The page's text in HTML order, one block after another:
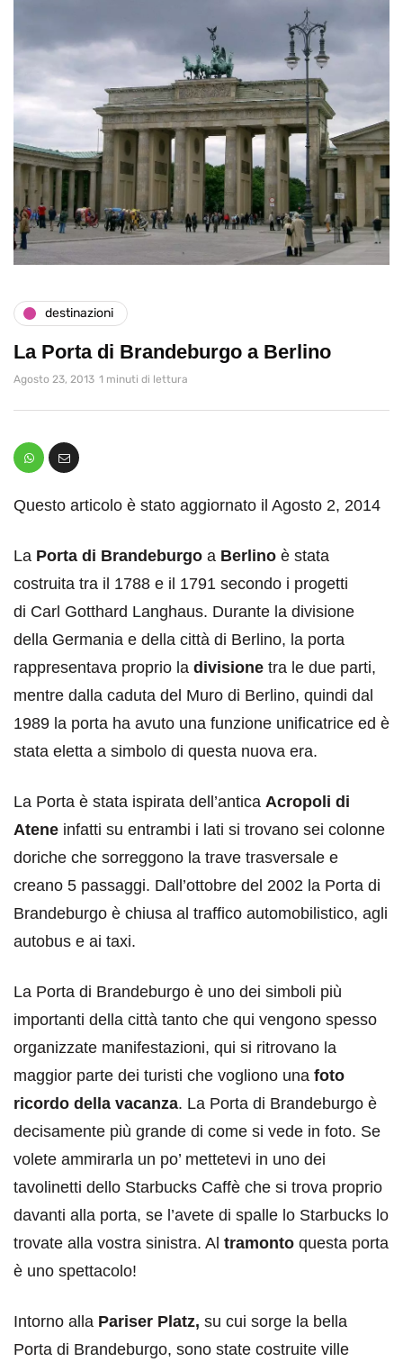
destinazioni
La Porta di Brandeburgo a Berlino
Agosto 23, 2013 1 minuti di lettura
Questo articolo è stato aggiornato il Agosto 2, 2014
La Porta di Brandeburgo a Berlino è stata
costruita tra il 1788 e il 1791 secondo i progetti
di Carl Gotthard Langhaus. Durante la divisione
della Germania e della città di Berlino, la porta
rappresentava proprio la divisione tra le due parti,
mentre dalla caduta del Muro di Berlino, quindi dal
1989 la porta ha avuto una funzione unificatrice ed è
stata eletta a simbolo di questa nuova era.
La Porta è stata ispirata dell’antica Acropoli di
Atene infatti su entrambi i lati si trovano sei colonne
doriche che sorreggono la trave trasversale e
creano 5 passaggi. Dall’ottobre del 2002 la Porta di
Brandeburgo è chiusa al traffico automobilistico, agli
autobus e ai taxi.
La Porta di Brandeburgo è uno dei simboli più
importanti della città tanto che qui vengono spesso
organizzate manifestazioni, qui si ritrovano la
maggior parte dei turisti che vogliono una foto
ricordo della vacanza. La Porta di Brandeburgo è
decisamente più grande di come si vede in foto. Se
volete ammirarla un po’ mettetevi in uno dei
tavolinetti dello Starbucks Caffè che si trova proprio
davanti alla porta, se l’avete di spalle lo Starbucks lo
trovate alla vostra sinistra. Al tramonto questa porta
è uno spettacolo!
Intorno alla Pariser Platz, su cui sorge la bella
Porta di Brandeburgo, sono state costruite ville